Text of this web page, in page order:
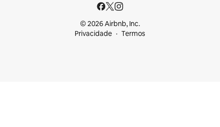
© 2026 Airbnb, Inc.
Privacidade
Termos